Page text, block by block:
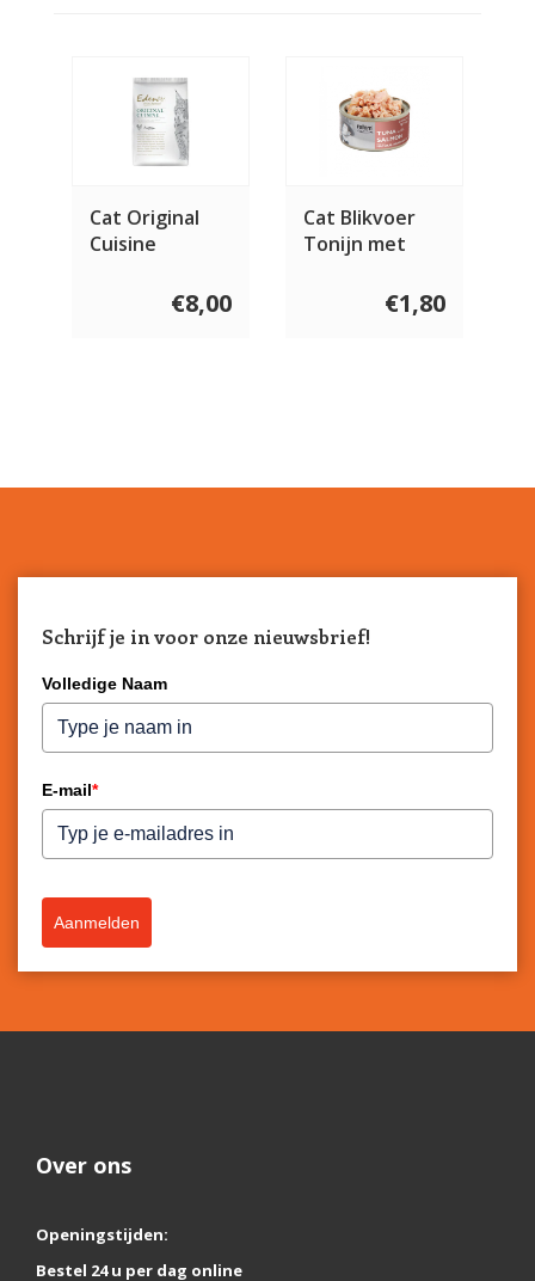
Cat Original
Cuisine
€8,00
Cat Blikvoer
Tonijn met
€1,80
Schrijf je in voor onze nieuwsbrief!
Volledige Naam
E-mail*
Aanmelden
Over ons
Openingstijden:
Bestel 24 u per dag online